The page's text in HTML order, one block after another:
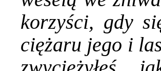
korzyści, gdy
ciężaru jego i